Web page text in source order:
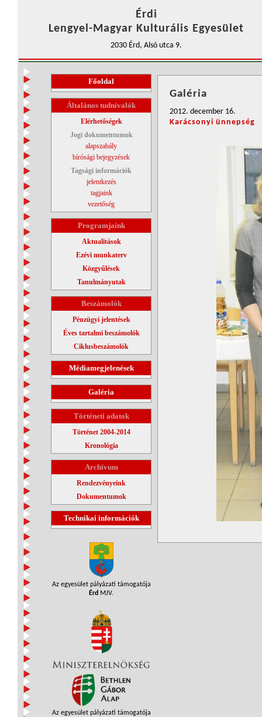
Érdi
Lengyel-Magyar Kulturális Egyesület
2030 Érd, Alsó utca 9.
Főoldal
Általános tudnivalók
Elérhetőségek
Jogi dokumentumok
alapszabály
bírósági bejegyzések
Tagsági információk
jelentkezés
tagjaink
vezetőség
Programjaink
Aktualitások
Ezévi munkaterv
Közgyűlések
Tanulmányutak
Beszámolók
Pénzügyi jelentések
Éves tartalmi beszámolók
Ciklusbeszámolók
Médiamegjelenések
Galéria
Történeti adatok
Történet 2004-2014
Kronológia
Archívum
Rendezvényeink
Dokumentumok
Technikai információk
Az egyesület pályázati támogatója
Érd MJV.
Az egyesület pályázati támogatója
Galéria
2012. december 16.
Karácsonyi ünnepség